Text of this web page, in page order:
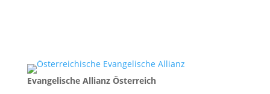
Evangelische Allianz Österreich